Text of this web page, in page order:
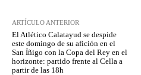
ARTÍCULO ANTERIOR
El Atlético Calatayud se despide
este domingo de su afición en el
San Íñigo con la Copa del Rey en el
horizonte: partido frente al Cella a
partir de las 18h